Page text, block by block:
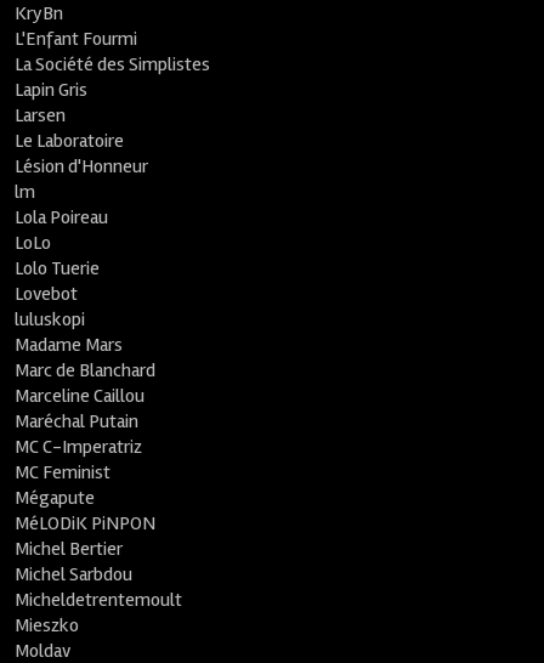
KryBn
L'Enfant Fourmi
La Société des Simplistes
Lapin Gris
Larsen
Le Laboratoire
Lésion d'Honneur
lm
Lola Poireau
LoLo
Lolo Tuerie
Lovebot
luluskopi
Madame Mars
Marc de Blanchard
Marceline Caillou
Maréchal Putain
MC C-Imperatriz
MC Feminist
Mégapute
MéLODiK PiNPON
Michel Bertier
Michel Sarbdou
Micheldetrentemoult
Mieszko
Moldav